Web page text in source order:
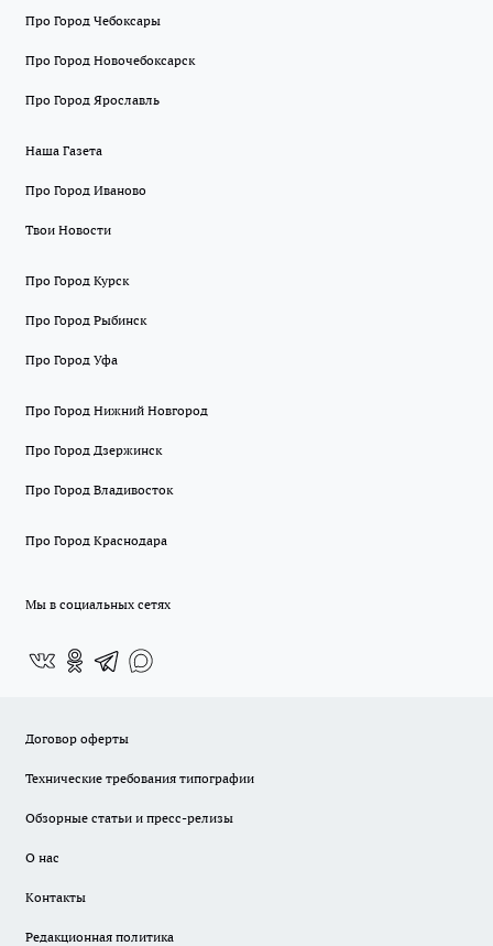
Про Город Чебоксары
Про Город Новочебоксарск
Про Город Ярославль
Наша Газета
Про Город Иваново
Твои Новости
Про Город Курск
Про Город Рыбинск
Про Город Уфа
Про Город Нижний Новгород
Про Город Дзержинск
Про Город Владивосток
Про Город Краснодара
Мы в социальных сетях
Договор оферты
Технические требования типографии
Обзорные статьи и пресс-релизы
О нас
Контакты
Редакционная политика